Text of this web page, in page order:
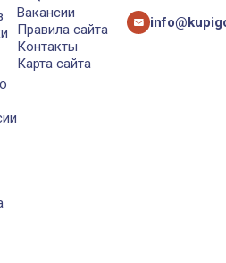
Вакансии
Правила сайта
Контакты
Карта сайта